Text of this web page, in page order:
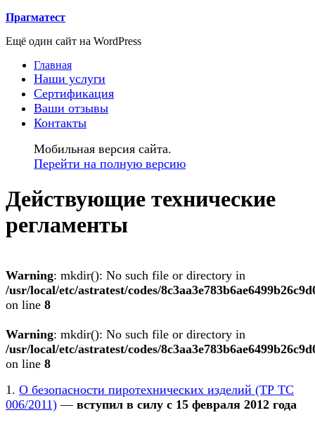
Прагматест
Ещё один сайт на WordPress
Главная
Наши услуги
Сертификация
Ваши отзывы
Контакты
Мобильная версия сайта.
Перейти на полную версию
Действующие технические
регламенты
Warning: mkdir(): No such file or directory in
/usr/local/etc/astratest/codes/
on line 8
Warning: mkdir(): No such file or directory in
/usr/local/etc/astratest/codes/
on line 8
1. О безопасности пиротехнических изделий (ТР ТС
006/2011) — вступил в силу с 15 февраля 2012 года